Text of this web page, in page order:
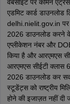
वेबसाइट पर कॉमन
एडमिट कार्ड
delhi.nielit.gov.in पर
2026 डाउनलोड करने
एप्लीकेशन नंबर और
किया है और आरएमएस
आरएमएस सीईटी क्लास
2026 डाउनलोड कर
स्टूडेंट्स को राष्ट्रीय
होने की इजाज़त नहीं दी